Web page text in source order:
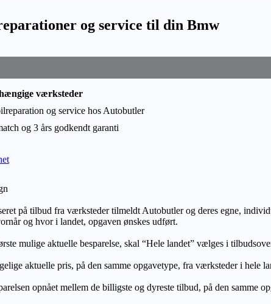
og service til din Bmw
værksteder
og service hos Autobutler
og 3 års godkendt garanti
på tilbud fra værksteder tilmeldt Autobutler og deres egne,
og hvor i landet, opgaven ønskes udført.
mulige aktuelle besparelse, skal “Hele landet” vælges i
aktuelle pris, på den samme opgavetype, fra værksteder i hele
opnået mellem de billigste og dyreste tilbud, på den samme